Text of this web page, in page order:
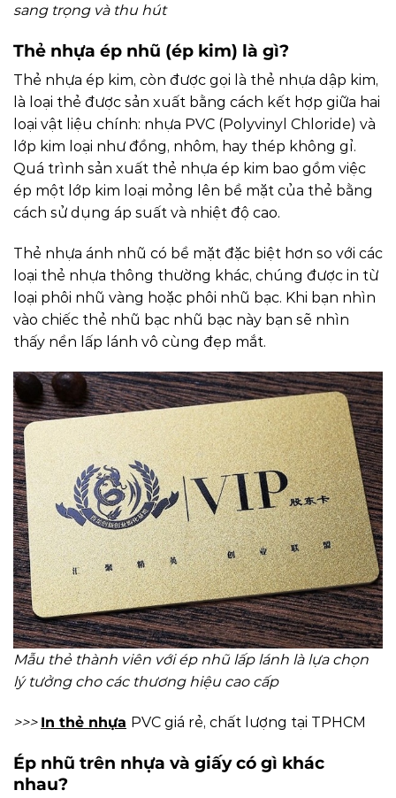
sang trọng và thu hút
Thẻ nhựa ép nhũ (ép kim) là gì?
Thẻ nhựa ép kim, còn được gọi là thẻ nhựa dập kim,
là loại thẻ được sản xuất bằng cách kết hợp giữa hai
loại vật liệu chính: nhựa PVC (Polyvinyl Chloride) và
lớp kim loại như đồng, nhôm, hay thép không gỉ.
Quá trình sản xuất thẻ nhựa ép kim bao gồm việc
ép một lớp kim loại mỏng lên bề mặt của thẻ bằng
cách sử dụng áp suất và nhiệt độ cao.
Thẻ nhựa ánh nhũ có bề mặt đặc biệt hơn so với các
loại thẻ nhựa thông thường khác, chúng được in từ
loại phôi nhũ vàng hoặc phôi nhũ bạc. Khi bạn nhìn
vào chiếc thẻ nhũ bạc nhũ bạc này bạn sẽ nhìn
thấy nền lấp lánh vô cùng đẹp mắt.
Mẫu thẻ thành viên với ép nhũ lấp lánh là lựa chọn
lý tưởng cho các thương hiệu cao cấp
>>> In thẻ nhựa PVC giá rẻ, chất lượng tại TPHCM
Ép nhũ trên nhựa và giấy có gì khác
nhau?